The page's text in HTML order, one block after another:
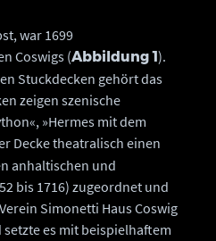
war 1699
Coswigs (Abbildung 1).
Stuckdecken gehört das
zeigen szenische
»Hermes mit dem
Decke theatralisch einen
anhaltischen und
bis 1716) zugeordnet und
Simonetti Haus Coswig
es mit beispielhaftem